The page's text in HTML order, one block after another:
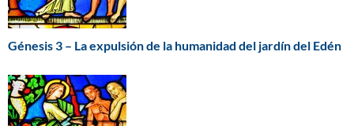
Génesis 3 – La expulsión de la humanidad del jardín del Edén